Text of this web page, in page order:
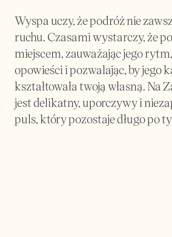
Wyspa uczy, że podróż nie
ruchu. Czasami wystarczy, że
miejscem, zauważając jego
opowieści i pozwalając, by jego
kształtowała twoją własną. Na
jest delikatny, uporczywy i
puls, który pozostaje długo po